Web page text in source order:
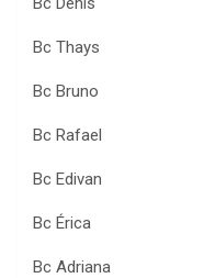
Bc Thays
Bc Bruno
Bc Rafael
Bc Edivan
Bc Érica
Bc Adriana